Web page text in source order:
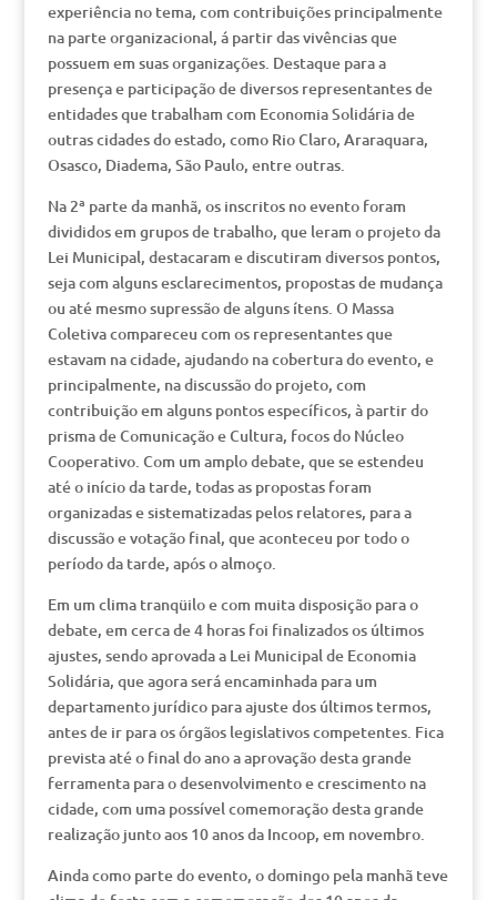
experiência no tema, com contribuições principalmente
na parte organizacional, á partir das vivências que
possuem em suas organizações. Destaque para a
presença e participação de diversos representantes de
entidades que trabalham com Economia Solidária de
outras cidades do estado, como Rio Claro, Araraquara,
Osasco, Diadema, São Paulo, entre outras.
Na 2ª parte da manhã, os inscritos no evento foram
divididos em grupos de trabalho, que leram o projeto da
Lei Municipal, destacaram e discutiram diversos pontos,
seja com alguns esclarecimentos, propostas de mudança
ou até mesmo supressão de alguns ítens. O Massa
Coletiva compareceu com os representantes que
estavam na cidade, ajudando na cobertura do evento, e
principalmente, na discussão do projeto, com
contribuição em alguns pontos específicos, à partir do
prisma de Comunicação e Cultura, focos do Núcleo
Cooperativo. Com um amplo debate, que se estendeu
até o início da tarde, todas as propostas foram
organizadas e sistematizadas pelos relatores, para a
discussão e votação final, que aconteceu por todo o
período da tarde, após o almoço.
Em um clima tranqüilo e com muita disposição para o
debate, em cerca de 4 horas foi finalizados os últimos
ajustes, sendo aprovada a Lei Municipal de Economia
Solidária, que agora será encaminhada para um
departamento jurídico para ajuste dos últimos termos,
antes de ir para os órgãos legislativos competentes. Fica
prevista até o final do ano a aprovação desta grande
ferramenta para o desenvolvimento e crescimento na
cidade, com uma possível comemoração desta grande
realização junto aos 10 anos da Incoop, em novembro.
Ainda como parte do evento, o domingo pela manhã teve